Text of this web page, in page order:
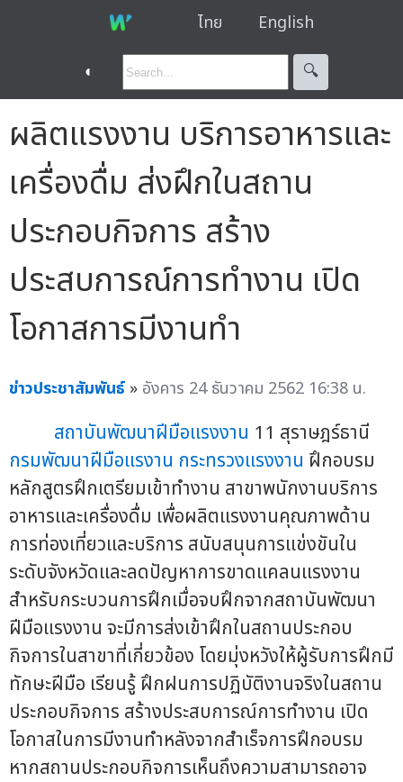
ไทย English
◐ 🔍︎
ผลิตแรงงาน บริการอาหารและ
เครื่องดื่ม ส่งฝึกในสถาน
ประกอบกิจการ สร้าง
ประสบการณ์การทำงาน เปิด
โอกาสการมีงานทำ
ข่าวประชาสัมพันธ์ » อังคาร 24 ธันวาคม 2562 16:38 น.
สถาบันพัฒนาฝีมือแรงงาน 11 สุราษฎร์ธานี
กรมพัฒนาฝีมือแรงาน กระทรวงแรงงาน ฝึกอบรม
หลักสูตรฝึกเตรียมเข้าทำงาน สาขาพนักงานบริการ
อาหารและเครื่องดื่ม เพื่อผลิตแรงงานคุณภาพด้าน
การท่องเที่ยวและบริการ สนับสนุนการแข่งขันใน
ระดับจังหวัดและลดปัญหาการขาดแคลนแรงงาน
สำหรับกระบวนการฝึกเมื่อจบฝึกจากสถาบันพัฒนา
ฝีมือแรงงาน จะมีการส่งเข้าฝึกในสถานประกอบ
กิจการในสาขาที่เกี่ยวข้อง โดยมุ่งหวังให้ผู้รับการฝึกมี
ทักษะฝีมือ เรียนรู้ ฝึกฝนการปฏิบัติงานจริงในสถาน
ประกอบกิจการ สร้างประสบการณ์การทำงาน เปิด
โอกาสในการมีงานทำหลังจากสำเร็จการฝึกอบรม
หากสถานประกอบกิจการเห็นถึงความสามารถอาจ